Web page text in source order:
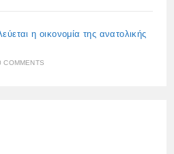
η οικονομία της ανατολικής
COMMENTS